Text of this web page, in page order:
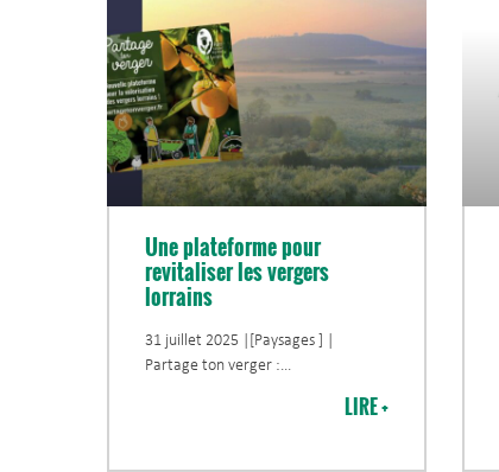
Une plateforme pour
revitaliser les vergers
lorrains
31 juillet 2025 |[Paysages ] |
Partage ton verger :
LIRE +